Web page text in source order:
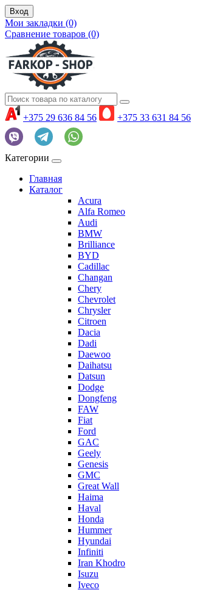
Вход
Мои закладки (0)
Сравнение товаров (0)
+375 29 636 84 56 +375 33 631 84 56
Категории
Главная
Каталог
Acura
Alfa Romeo
Audi
BMW
Brilliance
BYD
Cadillac
Changan
Chery
Chevrolet
Chrysler
Citroen
Dacia
Dadi
Daewoo
Daihatsu
Datsun
Dodge
Dongfeng
FAW
Fiat
Ford
GAC
Geely
Genesis
GMC
Great Wall
Haima
Haval
Honda
Hummer
Hyundai
Infiniti
Iran Khodro
Isuzu
Iveco